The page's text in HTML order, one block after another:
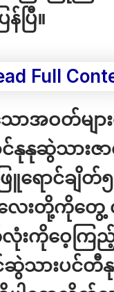
ပြီ။
ောအဝတ်မျ
င်နုနုဆွဲသားဇ
ြူရောင်ချိတ်
လေးတို့ကိုတွ
းကိုဝေ့ကြ
ဆွဲသားပင်တီ